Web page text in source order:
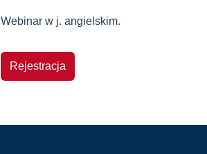
Webinar w j. angielskim.
Rejestracja